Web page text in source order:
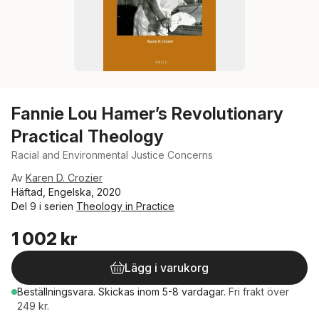
Fannie Lou Hamer’s Revolutionary
Practical Theology
Racial and Environmental Justice Concerns
Av Karen D. Crozier
Häftad, Engelska, 2020
Del 9 i serien Theology in Practice
1 002 kr
Lägg i varukorg
Beställningsvara. Skickas inom 5-8 vardagar. Fri frakt över
249 kr.